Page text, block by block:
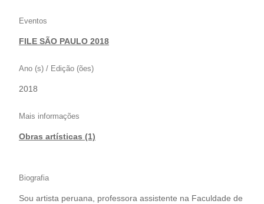
Eventos
FILE SÃO PAULO 2018
Ano (s) / Edição (ões)
2018
Mais informações
Obras artísticas (1)
Biografia
Sou artista peruana, professora assistente na Faculdade de